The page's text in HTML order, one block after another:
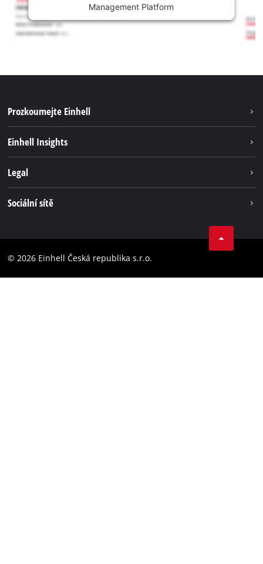
Management Platform
Prozkoumejte Einhell
Systém akumulátorů
Einhell Insights
Legal
Prohlášení o přístupnosti
Sociální sítě
Instagram
© 2026 Einhell Česká republika s.r.o.